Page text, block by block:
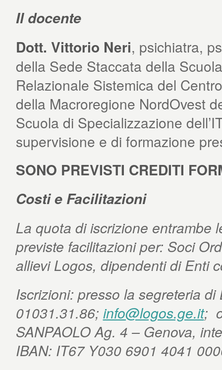
Il docente
Dott. Vittorio Neri, psichiatra,
della Sede Staccata della
Relazionale Sistemica del
della Macroregione NordOvest
Scuola di Specializzazione
supervisione e di formazione
SONO PREVISTI CREDITI
Costi e Facilitazioni
La quota di iscrizione entrambe
previste facilitazioni per: Soci
allievi Logos, dipendenti di Enti
Iscrizioni: presso la segreteria di
01031.31.86; info@logos.ge.it;
SANPAOLO Ag. 4 – Genova,
IBAN: IT67 Y030 6901 4041